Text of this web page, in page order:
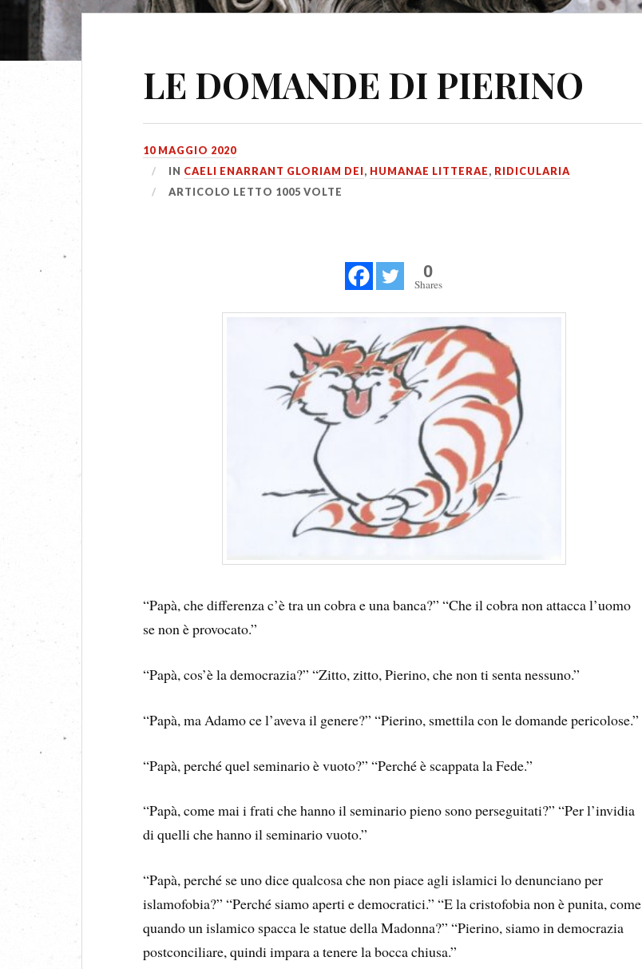
LE DOMANDE DI PIERINO
10 MAGGIO 2020
IN CAELI ENARRANT GLORIAM DEI, HUMANAE LITTERAE, RIDICULARIA
ARTICOLO LETTO 1005 VOLTE
0
Shares
“Papà, che differenza c’è tra un cobra e una banca?” “Che il cobra non attacca l’uomo
se non è provocato.”
“Papà, cos’è la democrazia?” “Zitto, zitto, Pierino, che non ti senta nessuno.”
“Papà, ma Adamo ce l’aveva il genere?” “Pierino, smettila con le domande pericolose.”
“Papà, perché quel seminario è vuoto?” “Perché è scappata la Fede.”
“Papà, come mai i frati che hanno il seminario pieno sono perseguitati?” “Per l’invidia
di quelli che hanno il seminario vuoto.”
“Papà, perché se uno dice qualcosa che non piace agli islamici lo denunciano per
islamofobia?” “Perché siamo aperti e democratici.” “E la cristofobia non è punita, come
quando un islamico spacca le statue della Madonna?” “Pierino, siamo in democrazia
postconciliare, quindi impara a tenere la bocca chiusa.”